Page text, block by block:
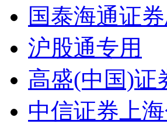
国泰海通证
沪股通专用
高盛(中国)证
中信证券上